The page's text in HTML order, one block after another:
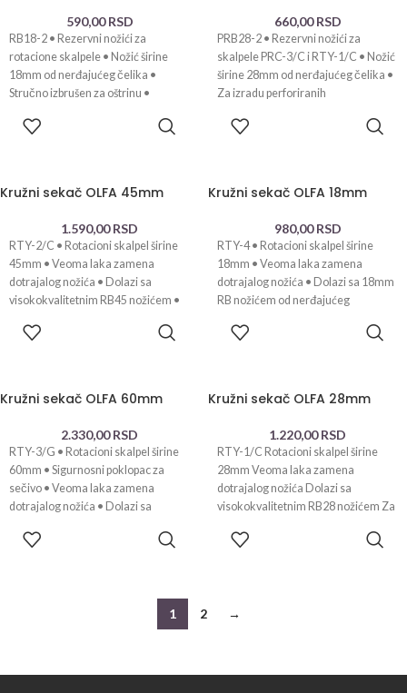
590,00RSD
RB18-2 • Rezervni nožići za
rotacione skalpele • Nožić širine
18mm od nerđajućeg čelika •
Stručno izbrušen za oštrinu •
660,00RSD
PRB28-2 • Rezervni nožići za
skalpele PRC-3/C i RTY-1/C • Nožić
širine 28mm od nerđajućeg čelika •
Za izradu perforiranih
Kružni sekač OLFA 45mm
1.590,00RSD
RTY-2/C • Rotacioni skalpel širine
45mm • Veoma laka zamena
dotrajalog nožića • Dolazi sa
visokokvalitetnim RB45 nožićem •
Kružni sekač OLFA 18mm
980,00RSD
RTY-4 • Rotacioni skalpel širine
18mm • Veoma laka zamena
dotrajalog nožića • Dolazi sa 18mm
RB nožićem od nerđajućeg
Kružni sekač OLFA 60mm
2.330,00RSD
RTY-3/G • Rotacioni skalpel širine
60mm • Sigurnosni poklopac za
sečivo • Veoma laka zamena
dotrajalog nožića • Dolazi sa
Kružni sekač OLFA 28mm
1.220,00RSD
RTY-1/C Rotacioni skalpel širine
28mm Veoma laka zamena
dotrajalog nožića Dolazi sa
visokokvalitetnim RB28 nožićem Za
1 2 →